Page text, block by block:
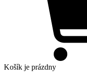
Košík je prázdny